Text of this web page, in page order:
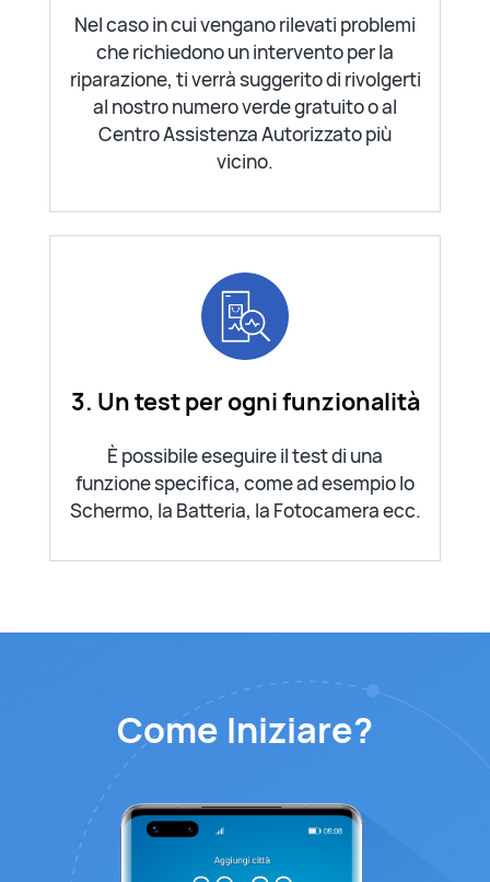
Nel caso in cui vengano rilevati problemi
che richiedono un intervento per la
riparazione, ti verrà suggerito di rivolgerti
al nostro numero verde gratuito o al
Centro Assistenza Autorizzato più
vicino.
3. Un test per ogni funzionalità
È possibile eseguire il test di una
funzione specifica, come ad esempio lo
Schermo, la Batteria, la Fotocamera ecc.
Come Iniziare?